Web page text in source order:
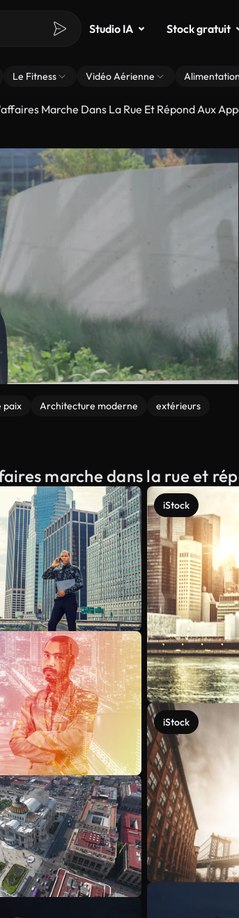
Studio IA Stock gratuit
Le Fitness Vidéo Aérienne
Marche Dans La Rue Et Répond Aux
paix Architecture moderne
extérieurs
marche dans la rue et
iStock
iStock